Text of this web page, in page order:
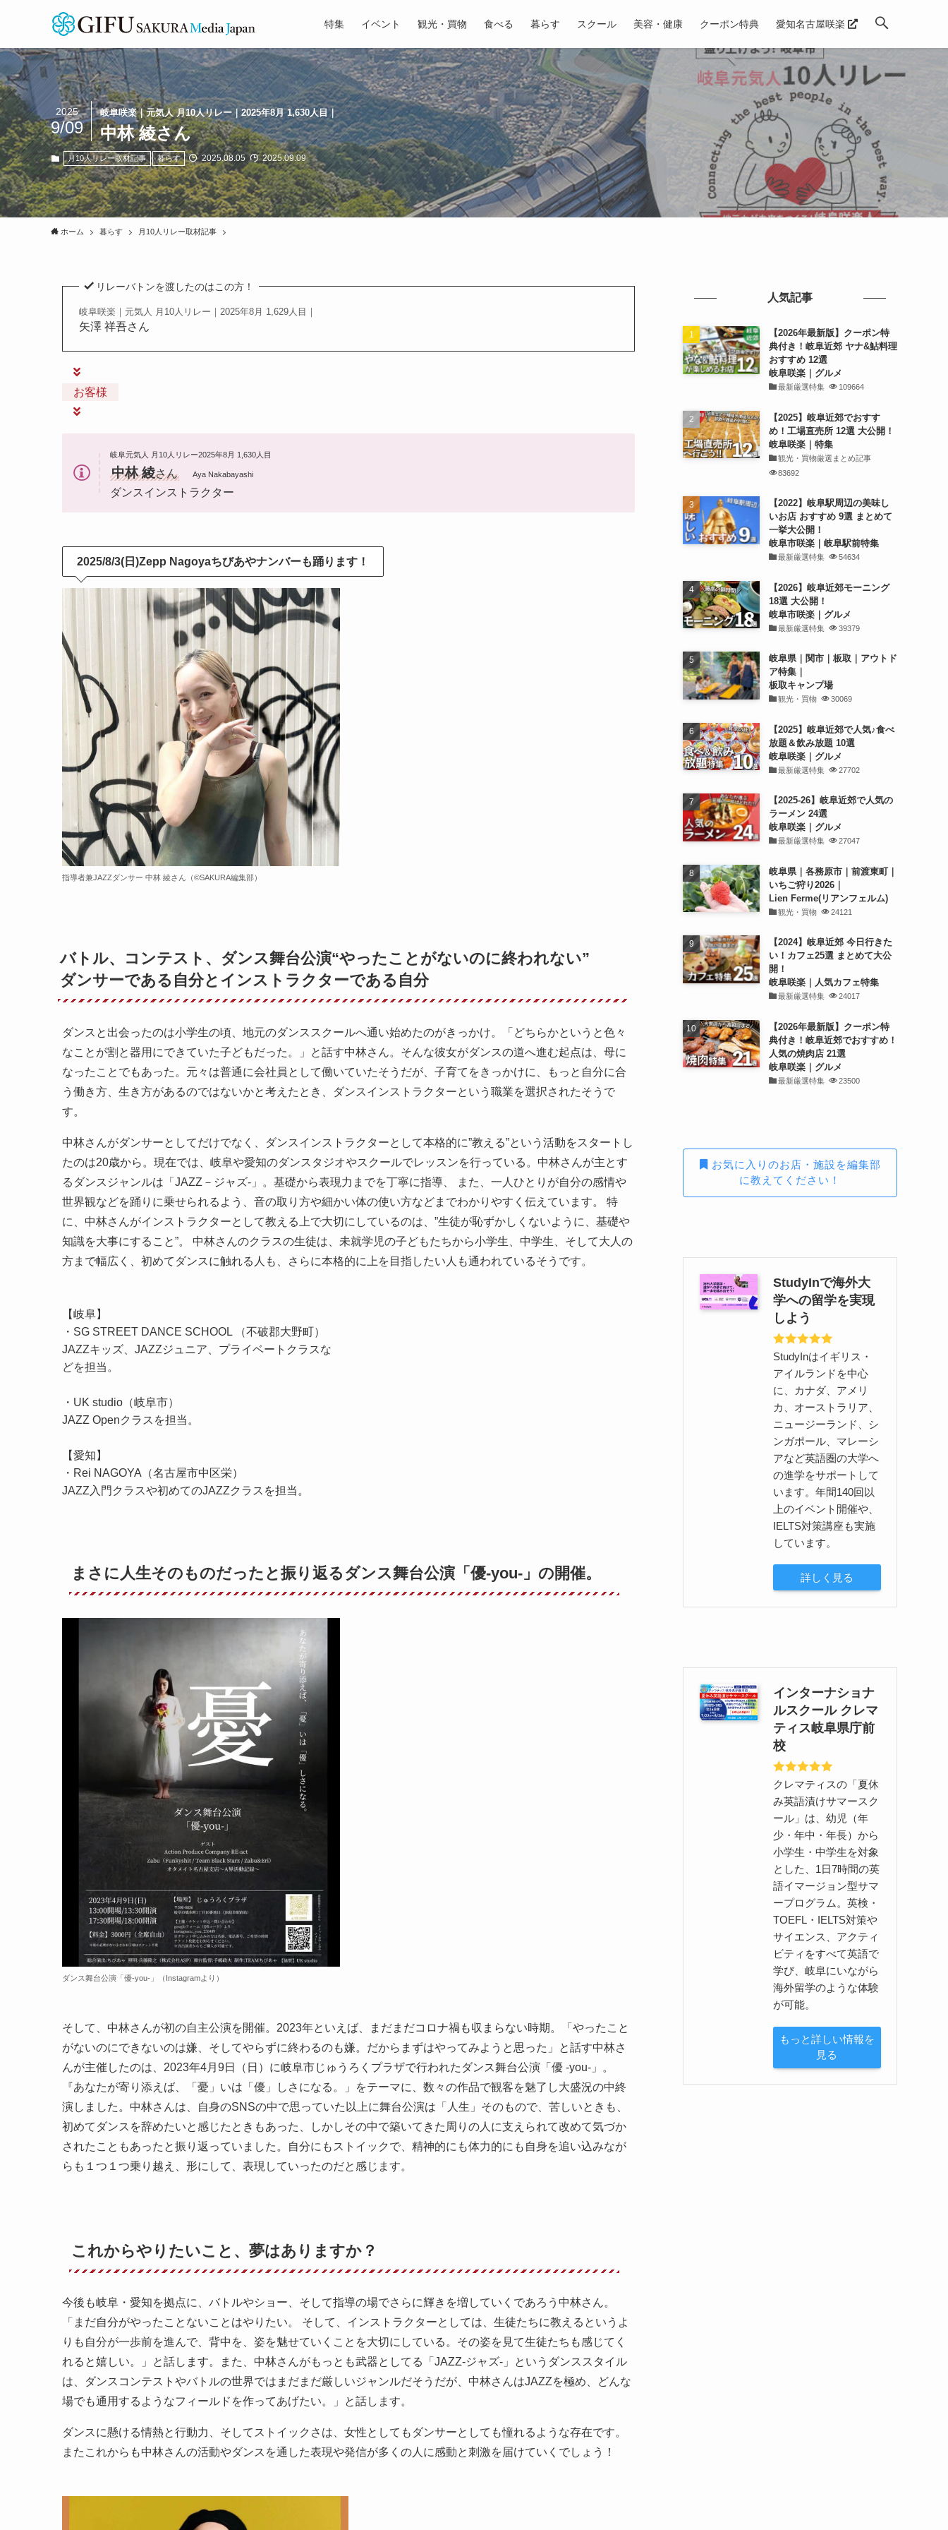
特集 イベント 観光・買物 食べる 暮らす スクール 美容・健康 クーポン特典 愛知名古屋咲楽
岐阜咲楽｜元気人 月10人リレー｜2025年8月 1,630人目｜
中林 綾さん
2025
9/09
月10人リレー取材記事 暮らす 2025.08.05 2025.09.09
ホーム 暮らす 月10人リレー取材記事
リレーバトンを渡したのはこの方！
岐阜咲楽｜元気人 月10人リレー｜2025年8月 1,629人目｜
矢澤 祥吾さん
お客様
岐阜元気人 月10人リレー2025年8月 1,630人目
中林 綾さん Aya Nakabayashi
ダンスインストラクター
2025/8/3(日)Zepp Nagoyaちびあやナンバーも踊ります！
指導者兼JAZZダンサー 中林 綾さん（©️SAKURA編集部）
バトル、コンテスト、ダンス舞台公演“やったことがないのに終われない”
ダンサーである自分とインストラクターである自分
ダンスと出会ったのは小学生の頃、地元のダンススクールへ通い始めたのがきっかけ。「どちらかというと色々
なことが割と器用にできていた子どもだった。」と話す中林さん。そんな彼女がダンスの道へ進む起点は、母に
なったことでもあった。元々は普通に会社員として働いていたそうだが、子育てをきっかけに、もっと自分に合
う働き方、生き方があるのではないかと考えたとき、ダンスインストラクターという職業を選択されたそうで
す。
中林さんがダンサーとしてだけでなく、ダンスインストラクターとして本格的に”教える”という活動をスタートし
たのは20歳から。現在では、岐阜や愛知のダンスタジオやスクールでレッスンを行っている。中林さんが主とす
るダンスジャンルは「JAZZ－ジャズ-」。基礎から表現力までを丁寧に指導、 また、一人ひとりが自分の感情や
世界観などを踊りに乗せられるよう、音の取り方や細かい体の使い方などまでわかりやすく伝えています。 特
に、中林さんがインストラクターとして教える上で大切にしているのは、”生徒が恥ずかしくないように、基礎や
知識を大事にすること”。 中林さんのクラスの生徒は、未就学児の子どもたちから小学生、中学生、そして大人の
方まで幅広く、初めてダンスに触れる人も、さらに本格的に上を目指したい人も通われているそうです。
【岐阜】
・SG STREET DANCE SCHOOL （不破郡大野町）
JAZZキッズ、JAZZジュニア、プライベートクラスな
どを担当。
・UK studio（岐阜市）
JAZZ Openクラスを担当。
【愛知】
・Rei NAGOYA（名古屋市中区栄）
JAZZ入門クラスや初めてのJAZZクラスを担当。
まさに人生そのものだったと振り返るダンス舞台公演「優-you-」の開催。
ダンス舞台公演「優-you-」（Instagramより）
そして、中林さんが初の自主公演を開催。2023年といえば、まだまだコロナ禍も収まらない時期。「やったこと
がないのにできないのは嫌、そしてやらずに終わるのも嫌。だからまずはやってみようと思った」と話す中林さ
んが主催したのは、2023年4月9日（日）に岐阜市じゅうろくプラザで行われたダンス舞台公演「優 -you-」。
『あなたが寄り添えば、「憂」いは「優」しさになる。」をテーマに、数々の作品で観客を魅了し大盛況の中終
演しました。中林さんは、自身のSNSの中で思っていた以上に舞台公演は「人生」そのもので、苦しいときも、
初めてダンスを辞めたいと感じたときもあった、しかしその中で築いてきた周りの人に支えられて改めて気づか
されたこともあったと振り返っていました。自分にもストイックで、精神的にも体力的にも自身を追い込みなが
らも１つ１つ乗り越え、形にして、表現していったのだと感じます。
これからやりたいこと、夢はありますか？
今後も岐阜・愛知を拠点に、バトルやショー、そして指導の場でさらに輝きを増していくであろう中林さん。
「まだ自分がやったことないことはやりたい。 そして、インストラクターとしては、生徒たちに教えるというよ
りも自分が一歩前を進んで、背中を、姿を魅せていくことを大切にしている。その姿を見て生徒たちも感じてく
れると嬉しい。」と話します。また、中林さんがもっとも武器としてる「JAZZ-ジャズ-」というダンススタイル
は、ダンスコンテストやバトルの世界ではまだまだ厳しいジャンルだそうだが、中林さんはJAZZを極め、どんな
場でも通用するようなフィールドを作ってあげたい。」と話します。
ダンスに懸ける情熱と行動力、そしてストイックさは、女性としてもダンサーとしても憧れるような存在です。
またこれからも中林さんの活動やダンスを通した表現や発信が多くの人に感動と刺激を届けていくでしょう！
人気記事
【2026年最新版】クーポン特
典付き！岐阜近郊 ヤナ&鮎料理
おすすめ 12選
岐阜咲楽｜グルメ
最新厳選特集 109664
【2025】岐阜近郊でおすす
め！工場直売所 12選 大公開！
岐阜咲楽｜特集
観光・買物厳選まとめ記事
83692
【2022】岐阜駅周辺の美味し
いお店 おすすめ 9選 まとめて
一挙大公開！
岐阜市咲楽｜岐阜駅前特集
最新厳選特集 54634
【2026】岐阜近郊モーニング
18選 大公開！
岐阜市咲楽｜グルメ
最新厳選特集 39379
岐阜県｜関市｜板取｜アウトド
ア特集｜
板取キャンプ場
観光・買物 30069
【2025】岐阜近郊で人気♪食べ
放題＆飲み放題 10選
岐阜咲楽｜グルメ
最新厳選特集 27702
【2025-26】岐阜近郊で人気の
ラーメン 24選
岐阜咲楽｜グルメ
最新厳選特集 27047
岐阜県｜各務原市｜前渡東町｜
いちご狩り2026｜
Lien Ferme(リアンフェルム)
観光・買物 24121
【2024】岐阜近郊 今日行きた
い！カフェ25選 まとめて大公
開！
岐阜咲楽｜人気カフェ特集
最新厳選特集 24017
【2026年最新版】クーポン特
典付き！岐阜近郊でおすすめ！
人気の焼肉店 21選
岐阜咲楽｜グルメ
最新厳選特集 23500
お気に入りのお店・施設を編集部
に教えてください！
StudyInで海外大
学への留学を実現
しよう
StudyInはイギリス・
アイルランドを中心
に、カナダ、アメリ
カ、オーストラリア、
ニュージーランド、シ
ンガポール、マレーシ
アなど英語圏の大学へ
の進学をサポートして
います。年間140回以
上のイベント開催や、
IELTS対策講座も実施
しています。
詳しく見る
インターナショナ
ルスクール クレマ
ティス岐阜県庁前
校
クレマティスの「夏休
み英語漬けサマースク
ール」は、幼児（年
少・年中・年長）から
小学生・中学生を対象
とした、1日7時間の英
語イマージョン型サマ
ープログラム。英検・
TOEFL・IELTS対策や
サイエンス、アクティ
ビティをすべて英語で
学び、岐阜にいながら
海外留学のような体験
が可能。
もっと詳しい情報を
見る